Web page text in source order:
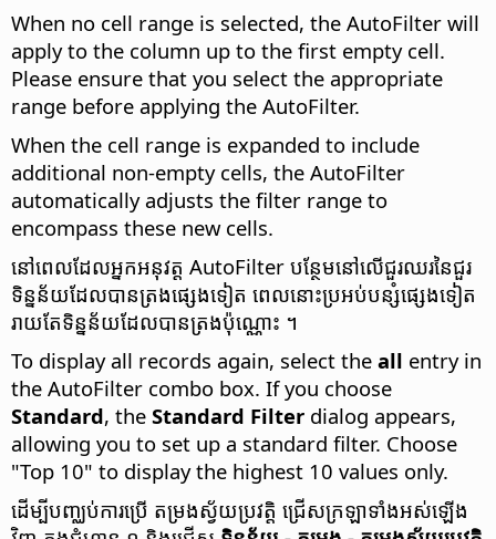
When no cell range is selected, the AutoFilter will
apply to the column up to the first empty cell.
Please ensure that you select the appropriate
range before applying the AutoFilter.
When the cell range is expanded to include
additional non-empty cells, the AutoFilter
automatically adjusts the filter range to
encompass these new cells.
នៅពេល​ដែល​អ្នក​អនុវត្ត AutoFilter បន្ថែម​នៅលើ​ជួរឈរ​នៃ​ជួរ​
ទិន្នន័យ​ដែល​បាន​ត្រង​ផ្សេងទៀត ពេលនោះ​ប្រអប់​បន្សំ​ផ្សេងទៀត​
រាយ​តែ​ទិន្នន័យ​ដែលបាន​ត្រង​ប៉ុណ្ណោះ ។
To display all records again, select the all entry in
the AutoFilter combo box. If you choose
Standard, the Standard Filter dialog appears,
allowing you to set up a standard filter. Choose
"Top 10" to display the highest 10 values only.
ដើម្បី​បញ្ឈប់​ការ​ប្រើ តម្រង​ស្វ័យប្រវត្តិ ជ្រើស​ក្រឡា​ទាំងអស់​ឡើង